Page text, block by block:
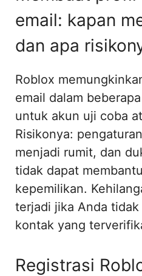
email: kapan
dan apa
Roblox
email dalam
untuk akun uji coba
Risikonya:
menjadi rumit, dan
tidak dapat
kepemilikan.
terjadi jika Anda
kontak yang
Registrasi